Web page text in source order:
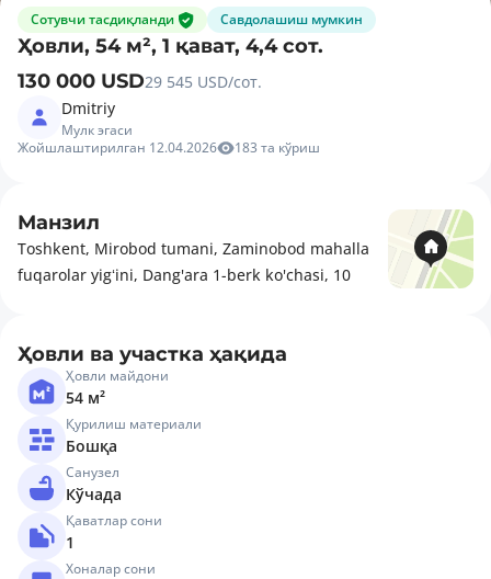
Сотувчи тасдиқланди Савдолашиш мумкин
Ҳовли, 54 м², 1 қават, 4,4 сот.
130 000 USD29 545 USD/сот.
Dmitriy
Мулк эгаси
Жойшлаштирилган 12.04.2026
183 та кўриш
Манзил
Toshkent, Mirobod tumani, Zaminobod mahalla
fuqarolar yigʻini, Dang'ara 1-berk ko'chasi, 10
Ҳовли ва участка ҳақида
Ҳовли майдони
54 м²
Қурилиш материали
Бошқа
Санузел
Кўчада
Қаватлар сони
1
Хоналар сони